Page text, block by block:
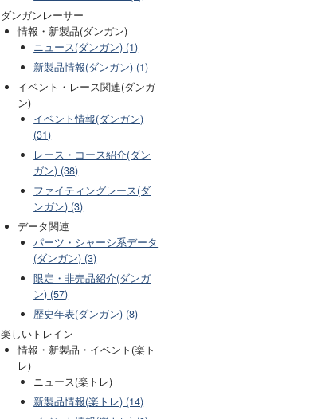
ダンガンレーサー
情報・新製品(ダンガン)
ニュース(ダンガン) (1)
新製品情報(ダンガン) (1)
イベント・レース関連(ダンガ
ン)
イベント情報(ダンガン)
(31)
レース・コース紹介(ダン
ガン) (38)
ファイティングレース(ダ
ンガン) (3)
データ関連
パーツ・シャーシ系データ
(ダンガン) (3)
限定・非売品紹介(ダンガ
ン) (57)
歴史年表(ダンガン) (8)
楽しいトレイン
情報・新製品・イベント(楽ト
レ)
ニュース(楽トレ)
新製品情報(楽トレ) (14)